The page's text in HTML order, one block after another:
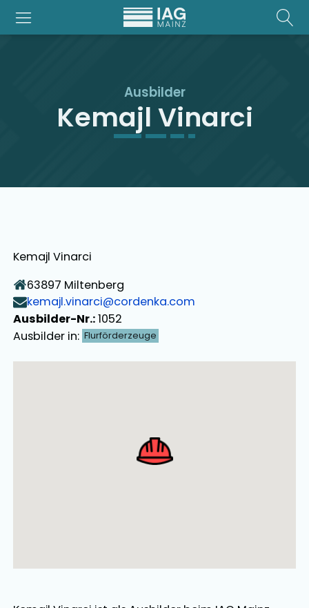
Ausbilder
Kemajl Vinarci
Kemajl Vinarci
63897 Miltenberg
kemajl.vinarci@cordenka.com
Ausbilder-Nr.:1052
Ausbilder in: Flurförderzeuge